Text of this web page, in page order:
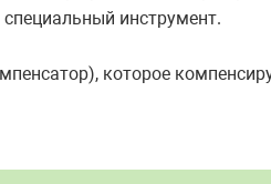
инструмент.
которое